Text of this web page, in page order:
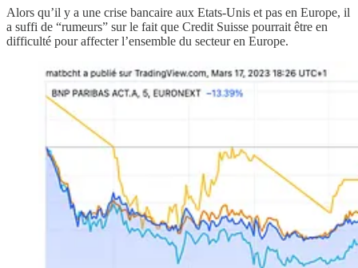
Alors qu’il y a une crise bancaire aux Etats-Unis et pas en Europe, il
a suffi de “rumeurs” sur le fait que Credit Suisse pourrait être en
difficulté pour affecter l’ensemble du secteur en Europe.